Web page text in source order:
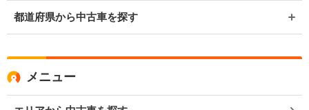
都道府県から中古車を探す
メニュー